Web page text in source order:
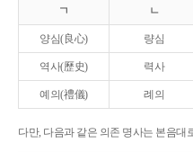
ㄱ ㄴ
양심(良心) 량심
역사(歷史) 력사
예의(禮儀) 례의
다만, 다음과 같은 의존 명사는 본음대